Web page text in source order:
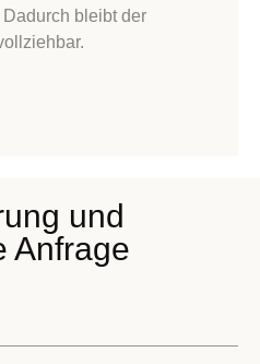
bleibt der
und
Anfrage